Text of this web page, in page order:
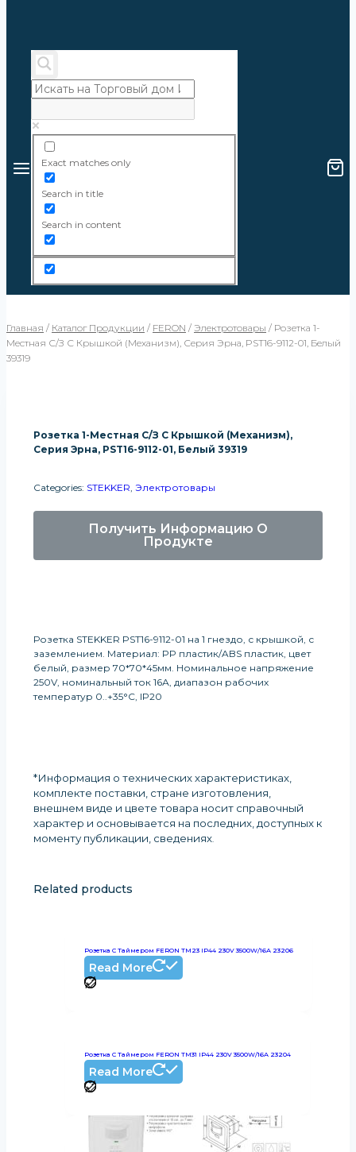
Exact matches only
Search in title
Search in content
Главная / Каталог Продукции / FERON / Электротовары / Розетка 1-
Местная С/з С Крышкой (механизм), Серия Эрна, PST16-9112-01, Белый
39319
Розетка 1-Местная С/з С Крышкой (механизм),
Серия Эрна, PST16-9112-01, Белый 39319
Categories: STEKKER, Электротовары
Получить Информацию О
Продукте
Розетка STEKKER PST16-9112-01 на 1 гнездо, с крышкой, с
заземлением. Материал: PP пластик/ABS пластик, цвет
белый, размер 70*70*45мм. Номинальное напряжение
250V, номинальный ток 16А, диапазон рабочих
температур 0..+35°C, IP20
*Информация о технических характеристиках,
комплекте поставки, стране изготовления,
внешнем виде и цвете товара носит справочный
характер и основывается на последних, доступных к
моменту публикации, сведениях.
Related products
Розетка С Таймером FERON TM23 IP44 230V 3500W/16А 23206
Read More
Розетка С Таймером FERON TM31 IP44 230V 3500W/16А 23204
Read More